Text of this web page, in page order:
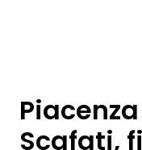
Scafati,